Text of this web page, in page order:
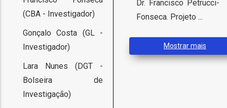
(CBA - Investigador)
Gonçalo Costa (GL -
Investigador)
Lara Nunes (DGT -
Bolseira de
Investigação)
Dr. Francisco Petrucci-
Fonseca. Projeto ...
Mostrar mais